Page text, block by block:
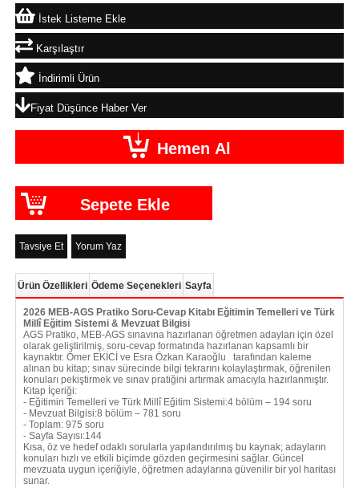
İstek Listeme Ekle
Karşılaştır
İndirimli Ürün
Fiyat Düşünce Haber Ver
Tavsiye Et Yorum Yaz
Ürün Özellikleri Ödeme Seçenekleri Sayfa
2026 MEB-AGS Pratiko Soru-Cevap Kitabı Eğitimin Temelleri ve Türk
Millî Eğitim Sistemi & Mevzuat Bilgisi
AGS Pratiko, MEB-AGS sınavına hazırlanan öğretmen adayları için özel
olarak geliştirilmiş, soru-cevap formatında hazırlanan kapsamlı bir
kaynaktır. Ömer EKİCİ ve Esra Özkan Karaoğlu tarafından kaleme
alınan bu kitap; sınav sürecinde bilgi tekrarını kolaylaştırmak, öğrenilen
konuları pekiştirmek ve sınav pratiğini artırmak amacıyla hazırlanmıştır.
Kitap İçeriği:
- Eğitimin Temelleri ve Türk Millî Eğitim Sistemi:4 bölüm – 194 soru
- Mevzuat Bilgisi:8 bölüm – 781 soru
- Toplam: 975 soru
- Sayfa Sayısı:144
Kısa, öz ve hedef odaklı sorularla yapılandırılmış bu kaynak; adayların
konuları hızlı ve etkili biçimde gözden geçirmesini sağlar. Güncel
mevzuata uygun içeriğiyle, öğretmen adaylarına güvenilir bir yol haritası
sunar.